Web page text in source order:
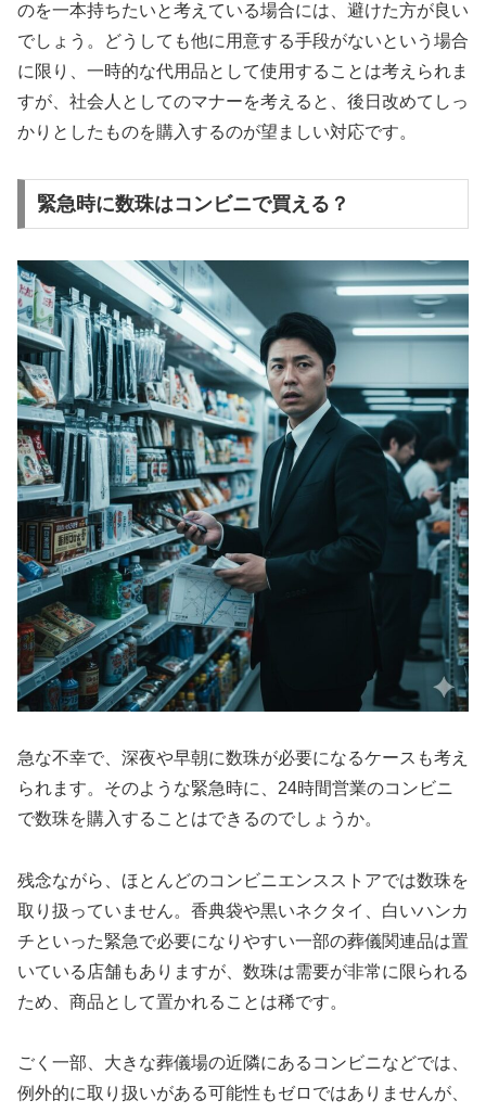
のを一本持ちたいと考えている場合には、避けた方が良い
でしょう。どうしても他に用意する手段がないという場合
に限り、一時的な代用品として使用することは考えられま
すが、社会人としてのマナーを考えると、後日改めてしっ
かりとしたものを購入するのが望ましい対応です。
緊急時に数珠はコンビニで買える？
急な不幸で、深夜や早朝に数珠が必要になるケースも考え
られます。そのような緊急時に、24時間営業のコンビニ
で数珠を購入することはできるのでしょうか。
残念ながら、ほとんどのコンビニエンスストアでは数珠を
取り扱っていません。香典袋や黒いネクタイ、白いハンカ
チといった緊急で必要になりやすい一部の葬儀関連品は置
いている店舗もありますが、数珠は需要が非常に限られる
ため、商品として置かれることは稀です。
ごく一部、大きな葬儀場の近隣にあるコンビニなどでは、
例外的に取り扱いがある可能性もゼロではありませんが、